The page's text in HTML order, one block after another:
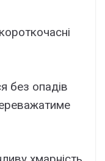
бeз опaдів